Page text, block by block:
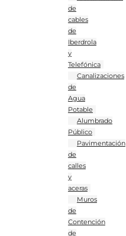
de
cables
de
Iberdrola
y
Telefónica
Canalizaciones
de
Agua
Potable
Alumbrado
Público
Pavimentación
de
calles
y
aceras
Muros
de
Contención
de